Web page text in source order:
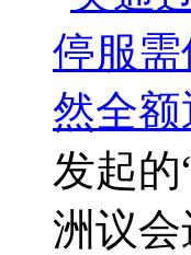
发起的
洲议